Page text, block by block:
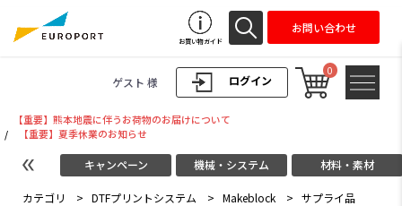
ログイン
ゲスト 様
0
お買い物ガイド
お問い合わせ
【重要】熊本地震に伴うお荷物のお届けについて
/
【重要】夏季休業のお知らせ
キャンペーン 機械・システム 材料・素材
カテゴリ > DTFプリントシステム > Makeblock > サプライ品